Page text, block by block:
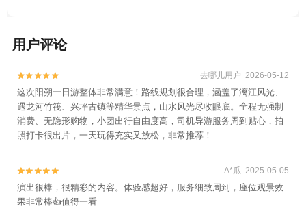
+杨堤兴坪漓江竹筏游+漓江+兴坪佳境+杨堤
九马漓江竹筏漂流+杨堤码头1日游
+20元人民币背景观景台+漓江+相公山观景
用户评论

 去哪儿用户 2026-05-12
这次阳朔一日游整体非常满意！路线规划很合理，涵盖了漓江风光、
遇龙河竹筏、兴坪古镇等精华景点，山水风光尽收眼底。全程无强制
消费、无隐形购物，小团出行自由度高，司机导游服务周到贴心，拍
照打卡很出片，一天玩得充实又放松，非常推荐！

 A*瓜 2025-05-05
演出很棒，很精彩的内容。体验感超好，服务细致周到，座位观景效
果非常棒👍值得一看